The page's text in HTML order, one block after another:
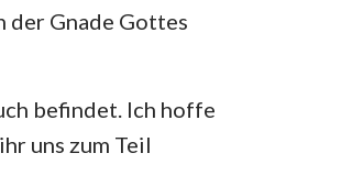
Gnade Gottes
befindet. Ich hoffe
uns zum Teil